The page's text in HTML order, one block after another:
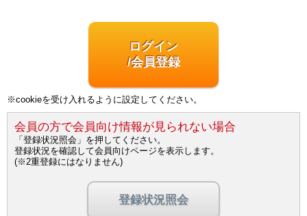
ログイン
/会員登録
※cookieを受け入れるように設定してください。
会員の方で会員向け情報が見られない場合
「登録状況照会」を押してください。
登録状況を確認して会員向けページを表示します。
(※2重登録にはなりません)
登録状況照会